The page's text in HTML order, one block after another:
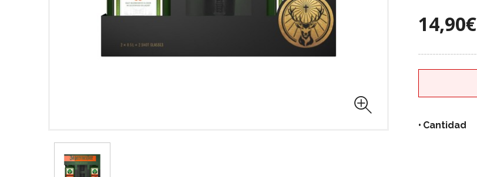
14,90€
Cantidad